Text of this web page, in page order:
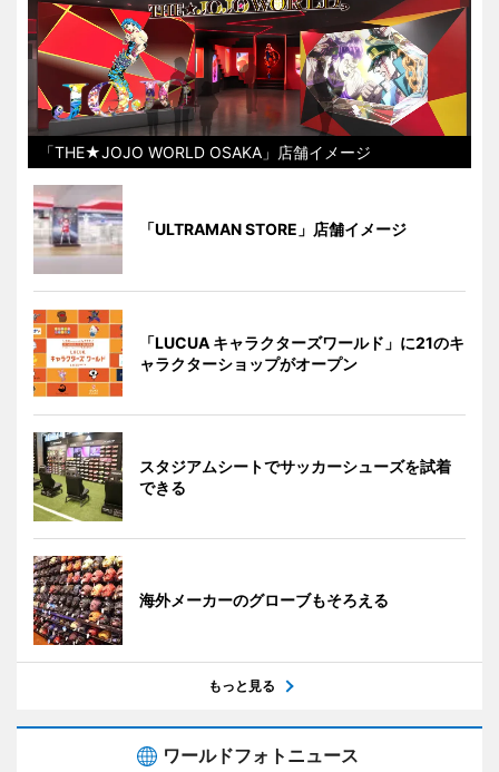
「THE★JOJO WORLD OSAKA」店舗イメージ
「ULTRAMAN STORE」店舗イメージ
「LUCUA キャラクターズワールド」に21のキ
ャラクターショップがオープン
スタジアムシートでサッカーシューズを試着
できる
海外メーカーのグローブもそろえる
もっと見る
ワールドフォトニュース